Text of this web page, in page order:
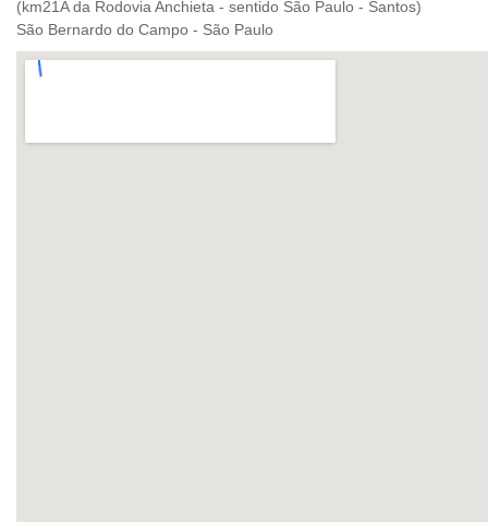
(km21A da Rodovia Anchieta - sentido São Paulo - Santos)
São Bernardo do Campo - São Paulo